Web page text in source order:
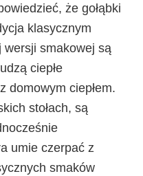
że gołąbki
klasycznym
wersji smakowej są
ciepłe
domowym ciepłem.
stołach, są
umie czerpać z
smaków